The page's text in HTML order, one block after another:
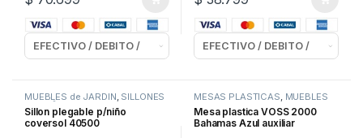
MUEBLES de JARDIN, SILLONES
de CAÑO
Sillon plegable p/niño
coversol 40500
MESAS PLASTICAS, MUEBLES
de JARDIN
Mesa plastica VOSS 2000
Bahamas Azul auxiliar